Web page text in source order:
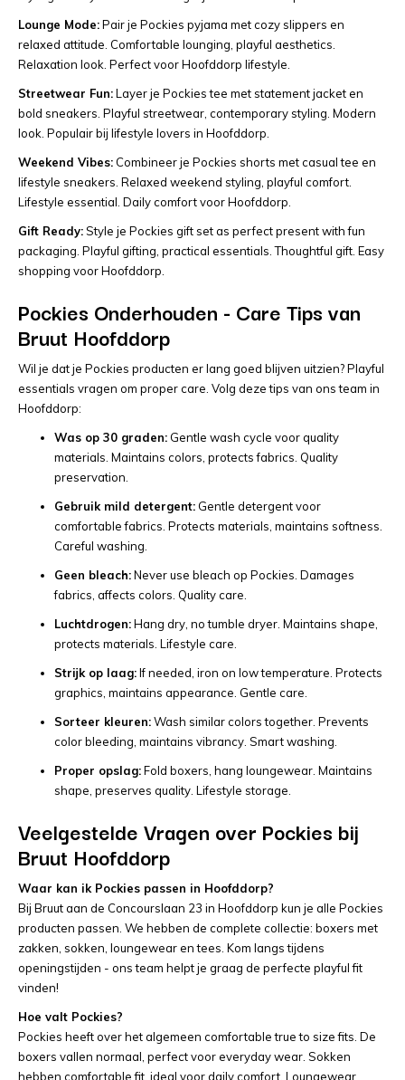
Lounge Mode:Pair je Pockies pyjama met cozy slippers en
relaxed attitude. Comfortable lounging, playful aesthetics.
Relaxation look. Perfect voor Hoofddorp lifestyle.
Streetwear Fun:Layer je Pockies tee met statement jacket en
bold sneakers. Playful streetwear, contemporary styling. Modern
look. Populair bij lifestyle lovers in Hoofddorp.
Weekend Vibes: Combineer je Pockies shorts met casual tee en
lifestyle sneakers. Relaxed weekend styling, playful comfort.
Lifestyle essential. Daily comfort voor Hoofddorp.
Gift Ready:Style je Pockies gift set as perfect present with fun
packaging. Playful gifting, practical essentials. Thoughtful gift. Easy
shopping voor Hoofddorp.
Pockies Onderhouden - Care Tips van
Bruut Hoofddorp
Wil je dat je Pockies producten er lang goed blijven uitzien? Playful
essentials vragen om proper care. Volg deze tips van ons team in
Hoofddorp:
Was op 30 graden: Gentle wash cycle voor quality
materials. Maintains colors, protects fabrics. Quality
preservation.
Gebruik mild detergent: Gentle detergent voor
comfortable fabrics. Protects materials, maintains softness.
Careful washing.
Geen bleach:Never use bleach op Pockies. Damages
fabrics, affects colors. Quality care.
Luchtdrogen:Hang dry, no tumble dryer. Maintains shape,
protects materials. Lifestyle care.
Strijk op laag:If needed, iron on low temperature. Protects
graphics, maintains appearance. Gentle care.
Sorteer kleuren:Wash similar colors together. Prevents
color bleeding, maintains vibrancy. Smart washing.
Proper opslag:Fold boxers, hang loungewear. Maintains
shape, preserves quality. Lifestyle storage.
Veelgestelde Vragen over Pockies bij
Bruut Hoofddorp
Waar kan ik Pockies passen in Hoofddorp?
Bij Bruut aan de Concourslaan 23 in Hoofddorp kun je alle Pockies
producten passen. We hebben de complete collectie: boxers met
zakken, sokken, loungewear en tees. Kom langs tijdens
openingstijden - ons team helpt je graag de perfecte playful fit
vinden!
Hoe valt Pockies?
Pockies heeft over het algemeen comfortable true to size fits. De
boxers vallen normaal, perfect voor everyday wear. Sokken
hebben comfortable fit, ideal voor daily comfort. Loungewear